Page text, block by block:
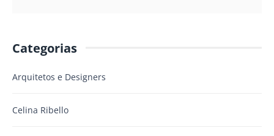
Categorias
Arquitetos e Designers
Celina Ribello